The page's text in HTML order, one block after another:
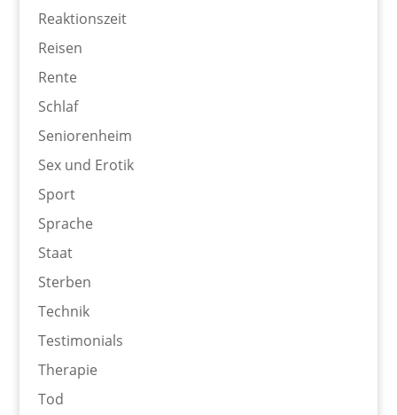
Reaktionszeit
Reisen
Rente
Schlaf
Seniorenheim
Sex und Erotik
Sport
Sprache
Staat
Sterben
Technik
Testimonials
Therapie
Tod